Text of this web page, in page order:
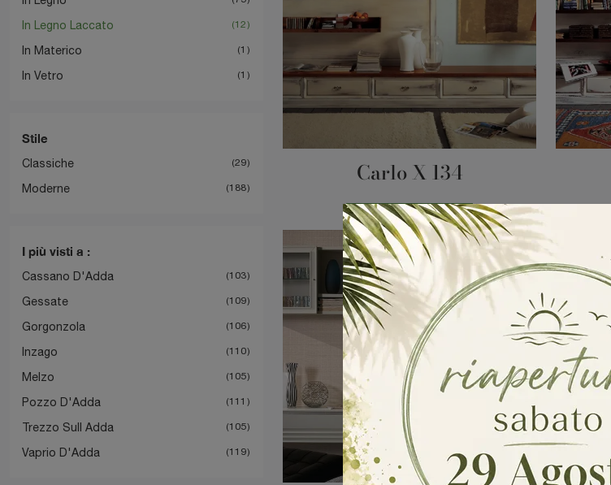
In Legno Laccato 12
In Materico 1
In Vetro 1
Stile
Classiche 29
Moderne 188
I più visti a :
Cassano D'Adda 103
Gessate 109
Gorgonzola 106
Inzago 110
Melzo 105
Pozzo D'Adda 111
Trezzo Sull Adda 105
Vaprio D'Adda 119
Carlo X 134